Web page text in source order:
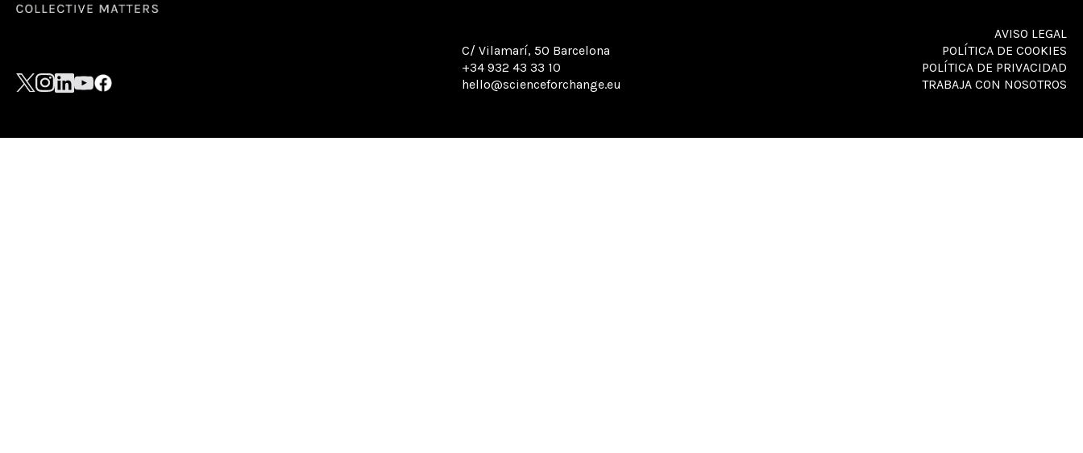
C/ Vilamarí, 50 Barcelona
+34 932 43 33 10
hello@scienceforchange.eu
AVISO LEGAL
POLÍTICA DE COOKIES
POLÍTICA DE PRIVACIDAD
TRABAJA CON NOSOTROS